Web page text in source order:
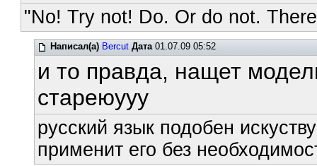
"No! Try not! Do. Or do not.
Написал(а) Bercut Дата01.07.09 05:52
и то правда, нащет
стареюууу
русский язык подобен
применит его без